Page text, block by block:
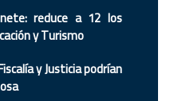
reduce a 12 los
y Turismo
y Justicia podrían